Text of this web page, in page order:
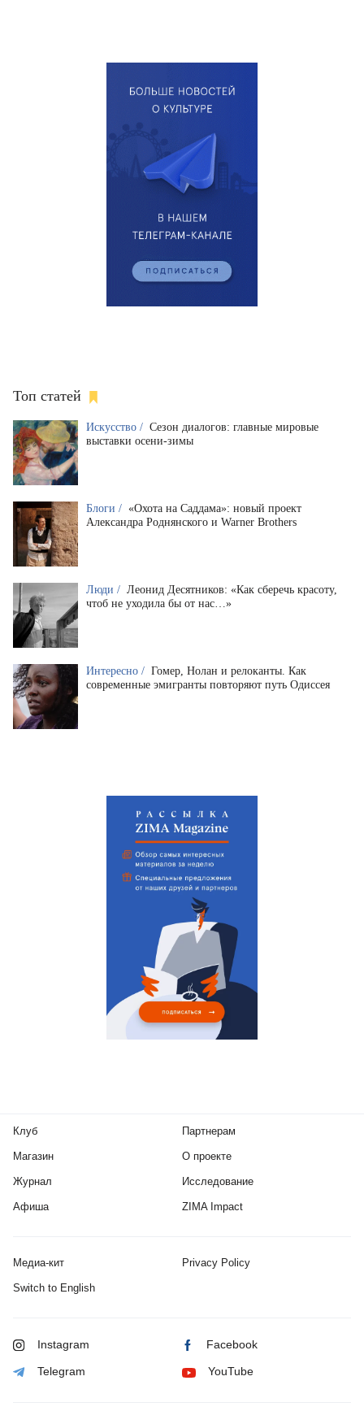
Топ статей
Искусство / Сезон диалогов: главные мировые
выставки осени-зимы
Блоги / «Охота на Саддама»: новый проект
Александра Роднянского и Warner Brothers
Люди / Леонид Десятников: «Как сберечь красоту,
чтоб не уходила бы от нас…»
Интересно / Гомер, Нолан и релоканты. Как
современные эмигранты повторяют путь Одиссея
Клуб
Магазин
Журнал
Афиша
Партнерам
О проекте
Исследование
ZIMA Impact
Медиа-кит Privacy Policy
Switch to English
Instagram Facebook
Telegram YouTube